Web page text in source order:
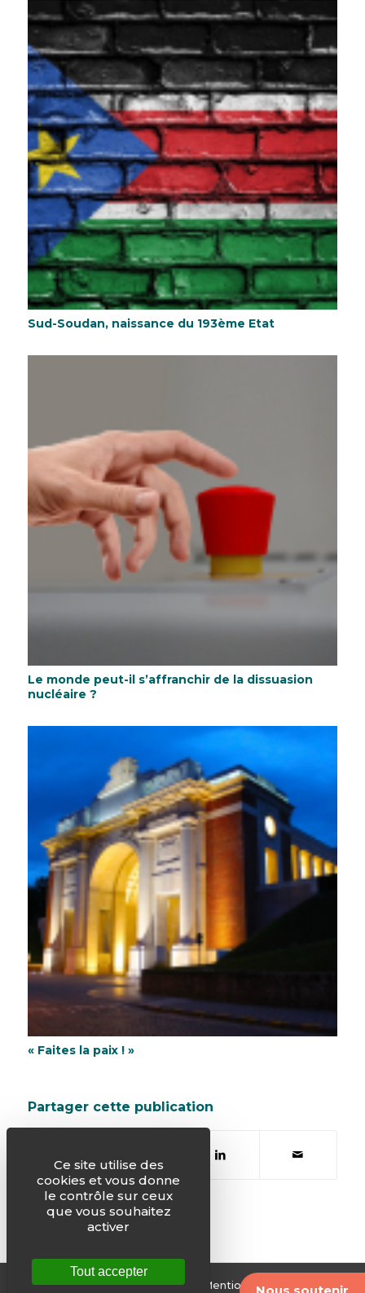
Sud-Soudan, naissance du 193ème Etat
Le monde peut-il s’affranchir de la dissuasion
nucléaire ?
« Faites la paix ! »
Partager cette publication
© Justice & Paix -Plan du site Mentions légales
Ce site utilise des
cookies et vous donne
le contrôle sur ceux
que vous souhaitez
activer
Tout accepter